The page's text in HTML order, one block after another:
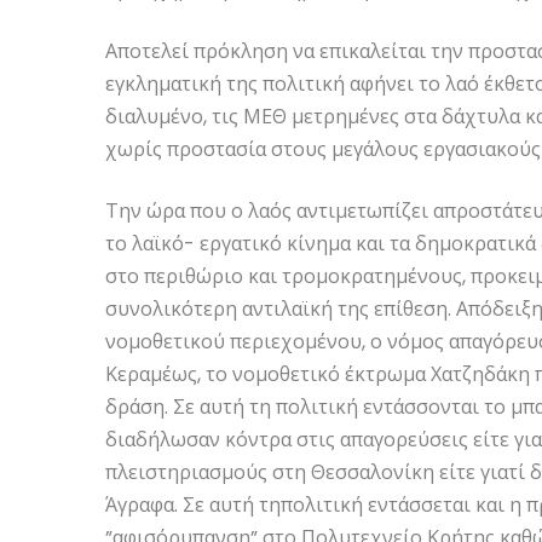
Αποτελεί πρόκληση να επικαλείται την
εγκληματική της πολιτική αφήνει το λαό
διαλυμένο, τις ΜΕΘ μετρημένες στα δάχτυλα
χωρίς προστασία στους μεγάλους
Την ώρα που ο λαός αντιμετωπίζει
το λαϊκό- εργατικό κίνημα και τα
στο περιθώριο και τρομοκρατημένους,
συνολικότερη αντιλαϊκή της επίθεση.
νομοθετικού περιεχομένου, ο νόμος
Κεραμέως, το νομοθετικό έκτρωμα Χατζηδάκη
δράση. Σε αυτή τη πολιτική εντάσσονται το
διαδήλωσαν κόντρα στις απαγορεύσεις είτε
πλειστηριασμούς στη Θεσσαλονίκη είτε γιατί
Άγραφα. Σε αυτή τηπολιτική εντάσσεται και η